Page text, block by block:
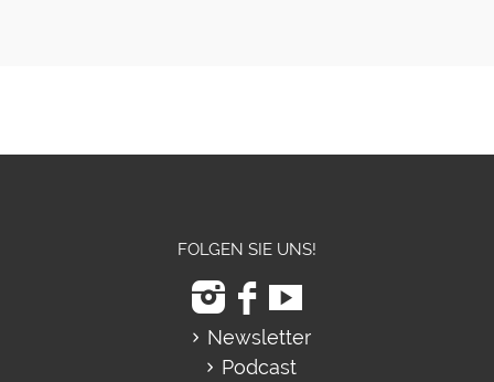
FOLGEN SIE UNS!
Newsletter
Podcast